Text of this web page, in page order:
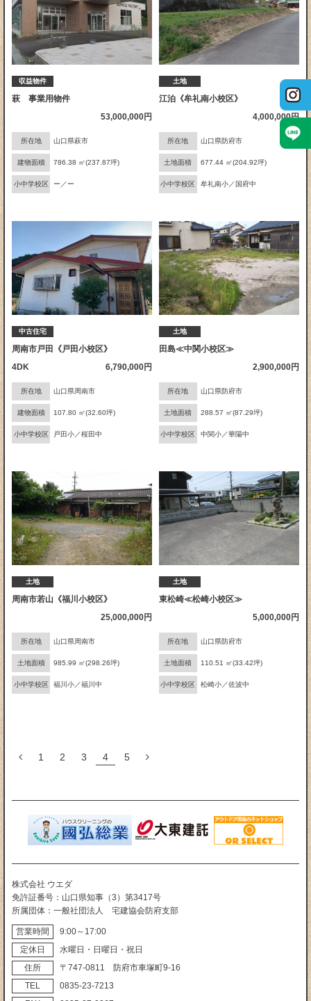
収益物件
萩 事業用物件
53,000,000円
所在地 山口県萩市
建物面積 786.38 ㎡(237.87坪)
小中学校区 ー／ー
土地
江泊《牟礼南小校区》
4,000,000円
所在地 山口県防府市
土地面積 677.44 ㎡(204.92坪)
小中学校区 牟礼南小／国府中
中古住宅
周南市戸田《戸田小校区》
4DK
6,790,000円
所在地 山口県周南市
建物面積 107.80 ㎡(32.60坪)
小中学校区 戸田小／桜田中
土地
田島≪中関小校区≫
2,900,000円
所在地 山口県防府市
土地面積 288.57 ㎡(87.29坪)
小中学校区 中関小／華陽中
土地
周南市若山《福川小校区》
25,000,000円
所在地 山口県周南市
土地面積 985.99 ㎡(298.26坪)
小中学校区 福川小／福川中
土地
東松崎≪松崎小校区≫
5,000,000円
所在地 山口県防府市
土地面積 110.51 ㎡(33.42坪)
小中学校区 松崎小／佐波中
1 2 3 4 5
株式会社 ウエダ
免許証番号
山口県知事（3）第3417号
所属団体
一般社団法人 宅建協会防府支部
営業時間
9:00～17:00
定休日
水曜日・日曜日・祝日
住所
〒747‐0811 防府市車塚町9‐16
TEL
0835‐23‐7213